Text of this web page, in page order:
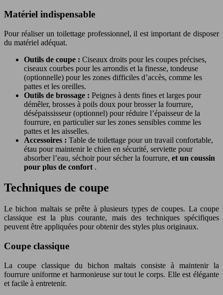
Matériel indispensable
Pour réaliser un toilettage professionnel, il est important de disposer
du matériel adéquat.
Outils de coupe : Ciseaux droits pour les coupes précises,
ciseaux courbes pour les arrondis et la finesse, tondeuse
(optionnelle) pour les zones difficiles d’accès, comme les
pattes et les oreilles.
Outils de brossage : Peignes à dents fines et larges pour
démêler, brosses à poils doux pour brosser la fourrure,
désépaississeur (optionnel) pour réduire l’épaisseur de la
fourrure, en particulier sur les zones sensibles comme les
pattes et les aisselles.
Accessoires : Table de toilettage pour un travail confortable,
étau pour maintenir le chien en sécurité, serviette pour
absorber l’eau, séchoir pour sécher la fourrure, et un coussin
pour plus de confort .
Techniques de coupe
Le bichon maltais se prête à plusieurs types de coupes. La coupe
classique est la plus courante, mais des techniques spécifiques
peuvent être appliquées pour obtenir des styles plus originaux.
Coupe classique
La coupe classique du bichon maltais consiste à maintenir la
fourrure uniforme et harmonieuse sur tout le corps. Elle est élégante
et facile à entretenir.